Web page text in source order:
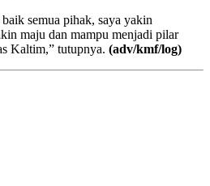
semua pihak, saya yakin
maju dan mampu menjadi pilar
Kaltim,” tutupnya. (adv/kmf/log)